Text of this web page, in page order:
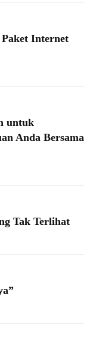
Paket Internet
untuk
Anda Bersama
Tak Terlihat